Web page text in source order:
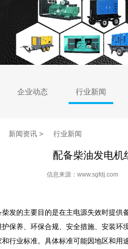
企业动态 行业新闻
新闻资讯 > 行业新闻
配备柴油发电机
信息来源：
柴发的主要目的是在主电源失效时提供
保养、环保合规、安全措施、安装环
和行业标准。具体标准可能因地区和用